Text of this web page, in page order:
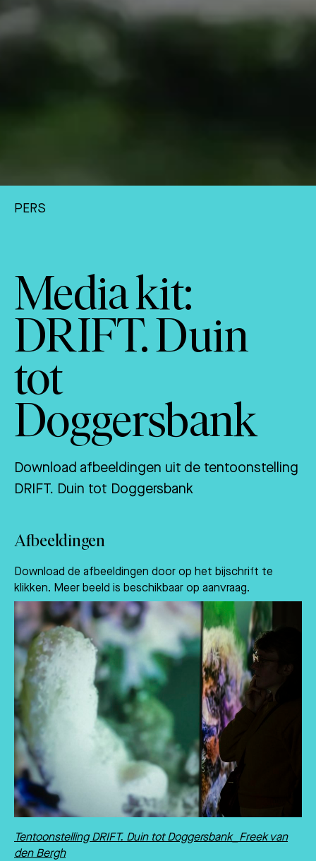
PERS
Media kit:
DRIFT. Duin
tot
Doggersbank
Download afbeeldingen uit de tentoonstelling
DRIFT. Duin tot Doggersbank
Afbeeldingen
Download de afbeeldingen door op het bijschrift te
klikken. Meer beeld is beschikbaar op aanvraag.
Tentoonstelling DRIFT. Duin tot Doggersbank_Freek van
den Bergh